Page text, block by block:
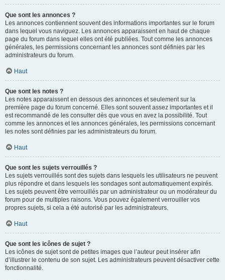
Que sont les annonces ?
Les annonces contiennent souvent des informations importantes sur le forum
dans lequel vous naviguez. Les annonces apparaissent en haut de chaque
page du forum dans lequel elles ont été publiées. Tout comme les annonces
générales, les permissions concernant les annonces sont définies par les
administrateurs du forum.
Haut
Que sont les notes ?
Les notes apparaissent en dessous des annonces et seulement sur la
première page du forum concerné. Elles sont souvent assez importantes et il
est recommandé de les consulter dès que vous en avez la possibilité. Tout
comme les annonces et les annonces générales, les permissions concernant
les notes sont définies par les administrateurs du forum.
Haut
Que sont les sujets verrouillés ?
Les sujets verrouillés sont des sujets dans lesquels les utilisateurs ne peuvent
plus répondre et dans lesquels les sondages sont automatiquement expirés.
Les sujets peuvent être verrouillés par un administrateur ou un modérateur du
forum pour de multiples raisons. Vous pouvez également verrouiller vos
propres sujets, si cela a été autorisé par les administrateurs.
Haut
Que sont les icônes de sujet ?
Les icônes de sujet sont de petites images que l’auteur peut insérer afin
d’illustrer le contenu de son sujet. Les administrateurs peuvent désactiver cette
fonctionnalité.